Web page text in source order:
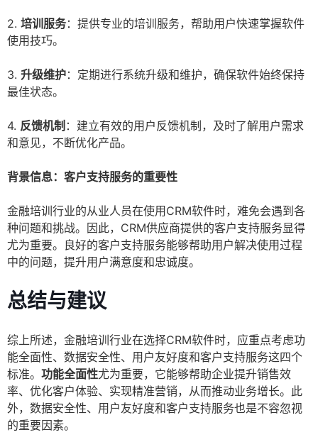
2. 培训服务：提供专业的培训服务，帮助用户快速掌握软件
使用技巧。
3. 升级维护：定期进行系统升级和维护，确保软件始终保持
最佳状态。
4. 反馈机制 ：建立有效的用户反馈机制，及时了解用户需求
和意见，不断优化产品。
背景信息：客户支持服务的重要性
金融培训行业的从业人员在使用CRM软件时，难免会遇到各
种问题和挑战。因此，CRM供应商提供的客户支持服务显得
尤为重要。良好的客户支持服务能够帮助用户解决使用过程
中的问题，提升用户满意度和忠诚度。
总结与建议
综上所述，金融培训行业在选择CRM软件时，应重点考虑功
能全面性、数据安全性、用户友好度和客户支持服务这四个
标准。 功能全面性尤为重要，它能够帮助企业提升销售效
率、优化客户体验、实现精准营销，从而推动业务增长。此
外，数据安全性、用户友好度和客户支持服务也是不容忽视
的重要因素。